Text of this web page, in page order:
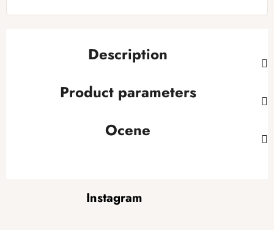
Description
Product parameters
Ocene
Instagram